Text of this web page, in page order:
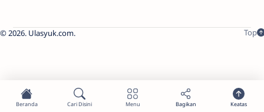
2026. Ulasyuk.com.